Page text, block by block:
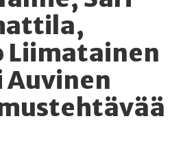
Liimatainen
Auvinen